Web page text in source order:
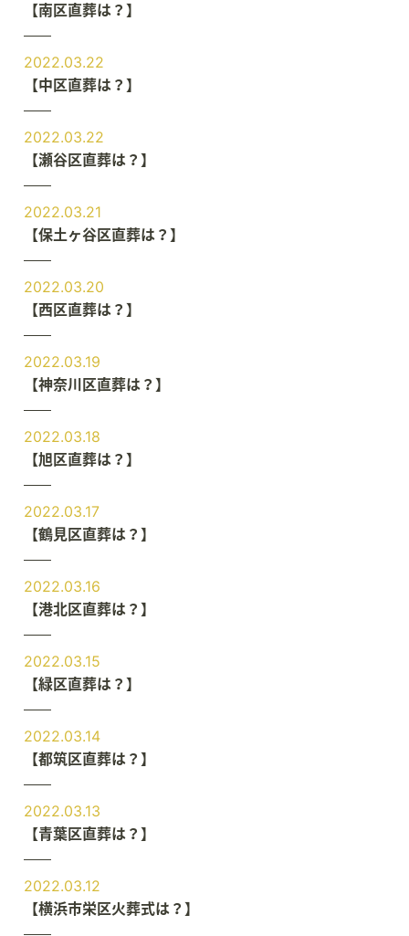
【南区直葬は？】
2022.03.22
【中区直葬は？】
2022.03.22
【瀬谷区直葬は？】
2022.03.21
【保土ヶ谷区直葬は？】
2022.03.20
【西区直葬は？】
2022.03.19
【神奈川区直葬は？】
2022.03.18
【旭区直葬は？】
2022.03.17
【鶴見区直葬は？】
2022.03.16
【港北区直葬は？】
2022.03.15
【緑区直葬は？】
2022.03.14
【都筑区直葬は？】
2022.03.13
【青葉区直葬は？】
2022.03.12
【横浜市栄区火葬式は？】